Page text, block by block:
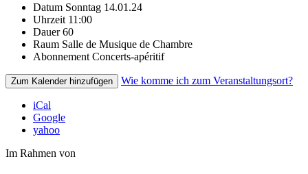
Datum Sonntag 14.01.24
Uhrzeit 11:00
Dauer 60
Raum Salle de Musique de Chambre
Abonnement Concerts-apéritif
Zum Kalender hinzufügen Wie komme ich zum Veranstaltungsort?
iCal
Google
yahoo
Im Rahmen von